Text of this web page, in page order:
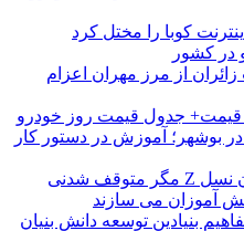
کوبا را مختل کرد
زائران از مرز مهران اعزام
قیمت+ جدول قیمت روز خودرو
بوشهر؛ آموزش در دستور کار
سیلیکن ولیِ تهران؛ این ایران نسل Z مگر متوقف شدنی
آموزان می سازند
بنیادین توسعه دانش بنیان